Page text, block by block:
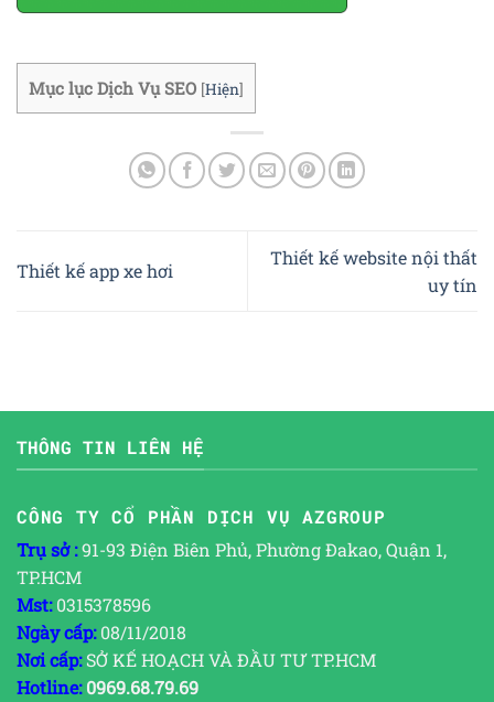
Mục lục Dịch Vụ SEO [Hiện]
Thiết kế app xe hơi
Thiết kế website nội thất
uy tín
THÔNG TIN LIÊN HỆ
CÔNG TY CỔ PHẦN DỊCH VỤ AZGROUP
Trụ sở :91-93 Điện Biên Phủ, Phường Đakao, Quận 1,
TP.HCM
Mst:0315378596
Ngày cấp:08/11/2018
Nơi cấp:SỞ KẾ HOẠCH VÀ ĐẦU TƯ TP.HCM
Hotline: 0969.68.79.69